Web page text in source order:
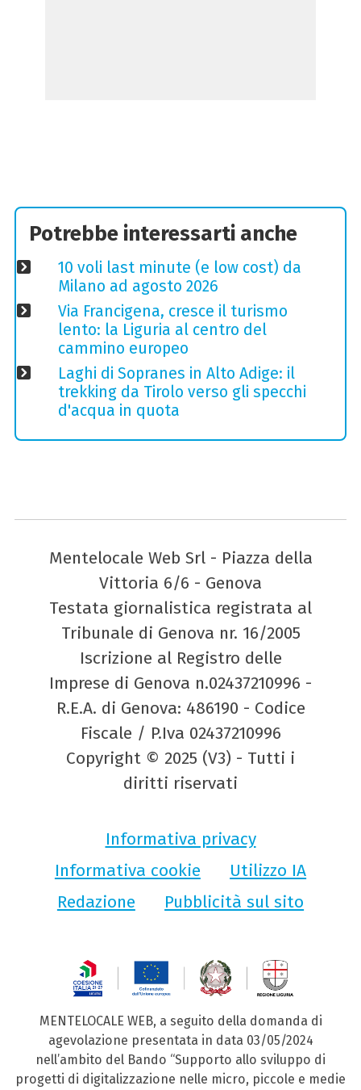
Potrebbe interessarti anche
10 voli last minute (e low cost) da
Milano ad agosto 2026
Via Francigena, cresce il turismo
lento: la Liguria al centro del
cammino europeo
Laghi di Sopranes in Alto Adige: il
trekking da Tirolo verso gli specchi
d'acqua in quota
Mentelocale Web Srl - Piazza della
Vittoria 6/6 - Genova
Testata giornalistica registrata al
Tribunale di Genova nr. 16/2005
Iscrizione al Registro delle
Imprese di Genova n.02437210996 -
R.E.A. di Genova: 486190 - Codice
Fiscale / P.Iva 02437210996
Copyright © 2025 (V3) - Tutti i
diritti riservati
Informativa privacy
Informativa cookie
Utilizzo IA
Redazione
Pubblicità sul sito
MENTELOCALE WEB, a seguito della domanda di
agevolazione presentata in data 03/05/2024
nell’ambito del Bando “Supporto allo sviluppo di
progetti di digitalizzazione nelle micro, piccole e medie